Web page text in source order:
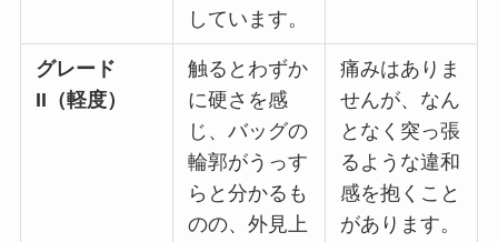
しています。
グレード
II（軽度）
触るとわずか
に硬さを感
じ、バッグの
輪郭がうっす
らと分かるも
のの、外見上
痛みはありま
せんが、なん
となく突っ張
るような違和
感を抱くこと
があります。